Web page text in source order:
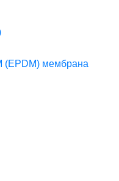
(EPDM) мембрана